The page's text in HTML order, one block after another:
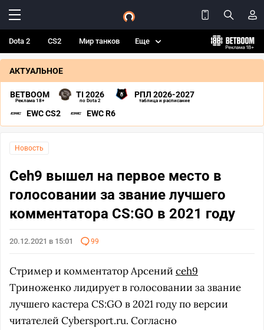
Dota 2 CS2 Мир танков Еще
АКТУАЛЬНОЕ
BETBOOM
Реклама 18+
TI 2026
по Dota 2
РПЛ 2026-2027
таблица и расписание
EWC CS2 EWC R6
Новость
Ceh9 вышел на первое место в
голосовании за звание лучшего
комментатора CS:GO в 2021 году
20.12.2021 в 15:01 99
Стример и комментатор Арсений ceh9
Триноженко лидирует в голосовании за звание
лучшего кастера CS:GO в 2021 году по версии
читателей Cybersport.ru. Согласно